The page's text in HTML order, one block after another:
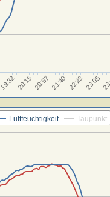
19:32 20:15 20:57 21:40 22:23 23:05
Luftfeuchtigkeit Taupunkt